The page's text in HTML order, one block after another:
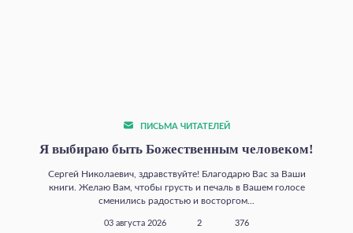
ПИСЬМА ЧИТАТЕЛЕЙ
Я выбираю быть Божественным человеком!
Сергей Николаевич, здравствуйте! Благодарю Вас за Ваши
книги. Желаю Вам, чтобы грусть и печаль в Вашем голосе
сменились радостью и восторгом...
03 августа 2026 2 376